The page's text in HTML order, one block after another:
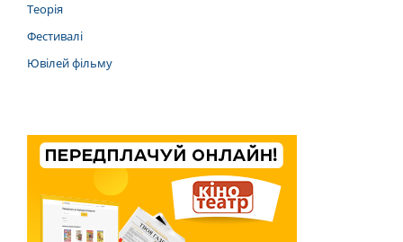
Теорія
Фестивалі
Ювілей фільму